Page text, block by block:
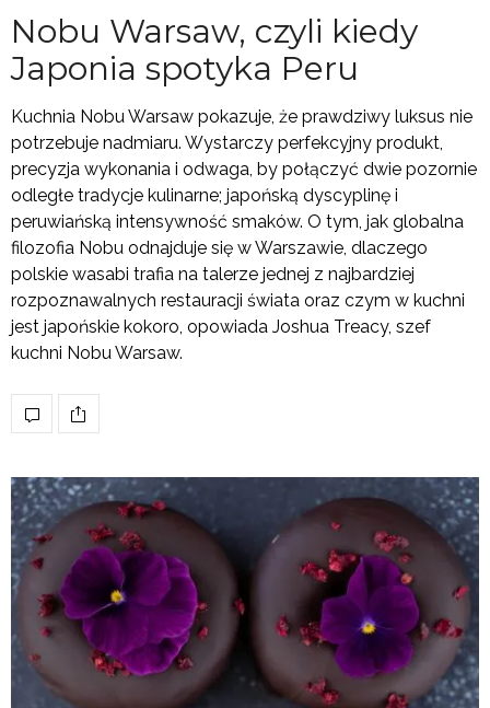
Nobu Warsaw, czyli kiedy
Japonia spotyka Peru
Kuchnia Nobu Warsaw pokazuje, że prawdziwy luksus nie
potrzebuje nadmiaru. Wystarczy perfekcyjny produkt,
precyzja wykonania i odwaga, by połączyć dwie pozornie
odległe tradycje kulinarne; japońską dyscyplinę i
peruwiańską intensywność smaków. O tym, jak globalna
filozofia Nobu odnajduje się w Warszawie, dlaczego
polskie wasabi trafia na talerze jednej z najbardziej
rozpoznawalnych restauracji świata oraz czym w kuchni
jest japońskie kokoro, opowiada Joshua Treacy, szef
kuchni Nobu Warsaw.